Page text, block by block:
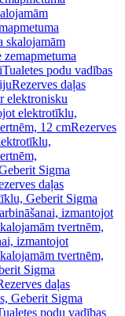
skalojamām
Tualetes podu vadības
Rezerves daļas
elektronisku
elektrotīklu,
12 cmRezerves
Sigma
daļas
Geberit Sigma
izmantojot
tvertnēm,
izmantojot
tvertnēm,
Sigma
daļas
Geberit Sigma
podu vadības